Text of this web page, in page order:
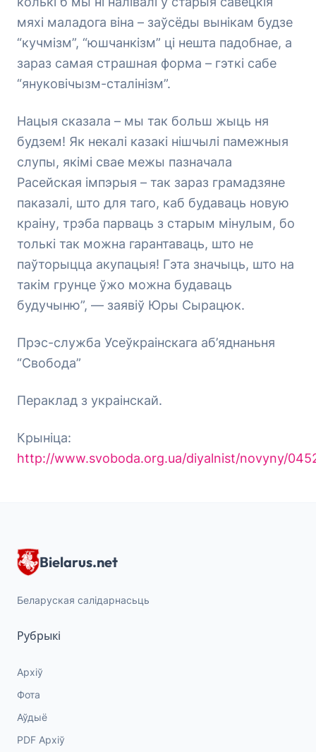
мяхі маладога віна – заўсёды вынікам будзе
“кучмізм”, “юшчанкізм” ці нешта падобнае, а
зараз самая страшная форма – гэткі сабе
“януковічызм-сталінізм”.
Нацыя сказала – мы так больш жыць ня
будзем! Як некалі казакі нішчылі памежныя
слупы, якімі свае межы пазначала
Расейская імпэрыя – так зараз грамадзяне
паказалі, што для таго, каб будаваць новую
краіну, трэба парваць з старым мінулым, бо
толькі так можна гарантаваць, што не
паўторыцца акупацыя! Гэта значыць, што на
такім грунце ўжо можна будаваць
будучыню”, — заявіў Юры Сырацюк.
Прэс-служба Усеўкраінскага аб’яднаньня
“Свобода”
Пераклад з украінскай.
Крыніца:
http://www.svoboda.org.ua/diyalnist/novyny/
Bielarus.net
Беларуская салідарнасьць
Рубрыкі
Архіў
Фота
Аўдыё
PDF Архіў